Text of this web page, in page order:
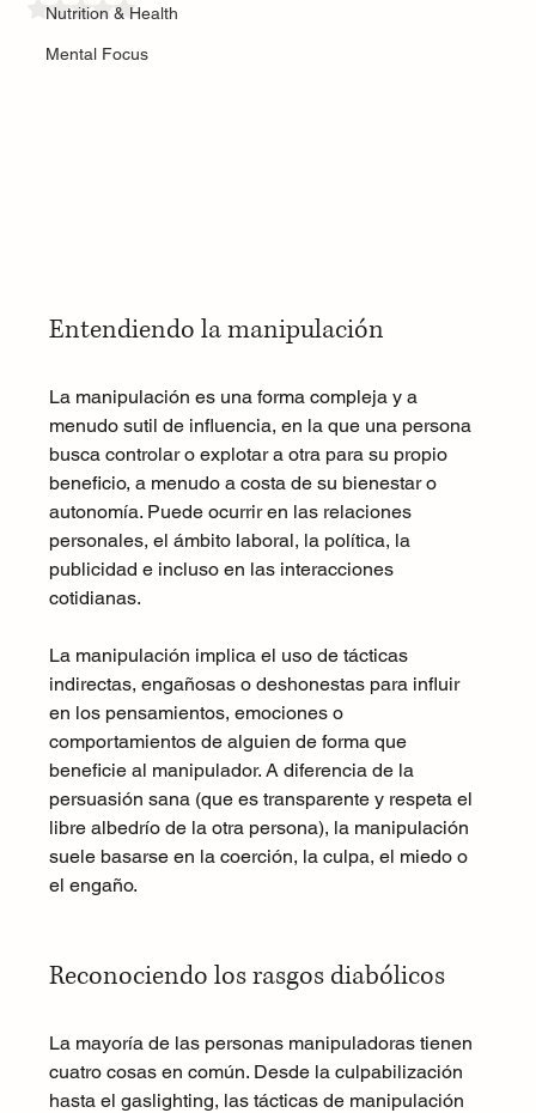
Nutrition & Health
Mental Focus
Rated NaN out of 5 stars.
Entendiendo la manipulación
La manipulación es una forma compleja y a
menudo sutil de influencia, en la que una persona
busca controlar o explotar a otra para su propio
beneficio, a menudo a costa de su bienestar o
autonomía. Puede ocurrir en las relaciones
personales, el ámbito laboral, la política, la
publicidad e incluso en las interacciones
cotidianas.
La manipulación implica el uso de tácticas
indirectas, engañosas o deshonestas para influir
en los pensamientos, emociones o
comportamientos de alguien de forma que
beneficie al manipulador. A diferencia de la
persuasión sana (que es transparente y respeta el
libre albedrío de la otra persona), la manipulación
suele basarse en la coerción, la culpa, el miedo o
el engaño.
Reconociendo los rasgos diabólicos
La mayoría de las personas manipuladoras tienen
cuatro cosas en común. Desde la culpabilización
hasta el gaslighting, las tácticas de manipulación